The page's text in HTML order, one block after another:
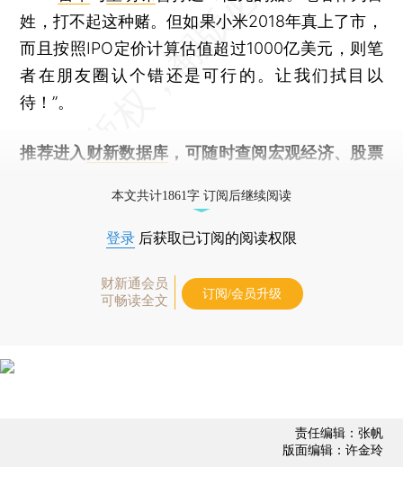
姓，打不起这种赌。但如果小米2018年真上了市，
而且按照IPO定价计算估值超过1000亿美元，则笔
者在朋友圈认个错还是可行的。让我们拭目以
待！”。
推荐进入 财新数据库 ，可随时查阅宏观经济、股票
本文共计1861字 订阅后继续阅读
登录 后获取已订阅的阅读权限
财新通会员
可畅读全文
订阅/会员升级
责任编辑：张帆
版面编辑：许金玲